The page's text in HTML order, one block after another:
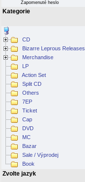
Zapomenuté heslo
Kategorie
CD
Bizarre Leprous Releases
Merchandise
LP
Action Set
Split CD
Others
7EP
Ticket
Cap
DVD
MC
Bazar
Sale / Výprodej
Book
Zvolte jazyk